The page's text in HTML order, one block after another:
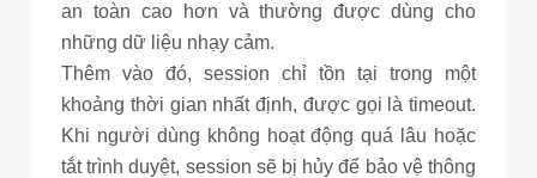
an toàn cao hơn và thường được dùng cho
những dữ liệu nhạy cảm.
Thêm vào đó, session chỉ tồn tại trong một
khoảng thời gian nhất định, được gọi là timeout.
Khi người dùng không hoạt động quá lâu hoặc
tắt trình duyệt, session sẽ bị hủy để bảo vệ thông